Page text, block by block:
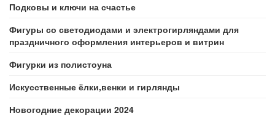
Подковы и ключи на счастье
Фигуры со светодиодами и электрогирляндами для
праздничного оформления интерьеров и витрин
Фигурки из полистоуна
Искусственные ёлки,венки и гирлянды
Новогодние декорации 2024